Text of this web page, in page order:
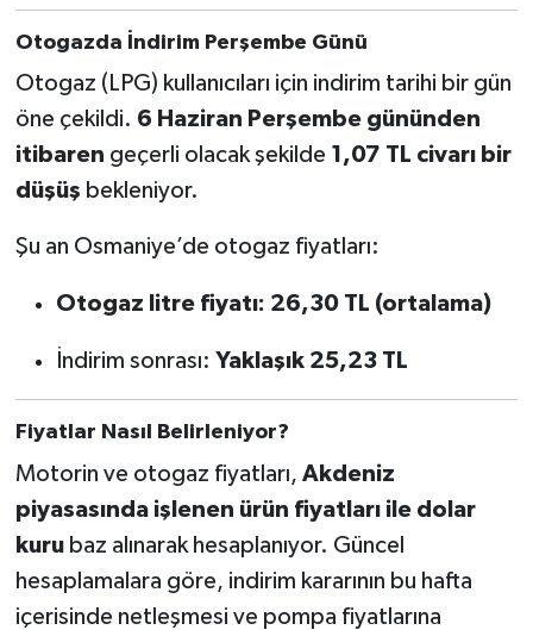
Otogazda İndirim Perşembe Günü
Otogaz (LPG) kullanıcıları için indirim tarihi bir gün
öne çekildi. 6 Haziran Perşembe gününden
itibaren geçerli olacak şekilde 1,07 TL civarı bir
düşüş bekleniyor.
Şu an Osmaniye’de otogaz fiyatları:
Otogaz litre fiyatı: 26,30 TL (ortalama)
İndirim sonrası: Yaklaşık 25,23 TL
Fiyatlar Nasıl Belirleniyor?
Motorin ve otogaz fiyatları, Akdeniz
piyasasında işlenen ürün fiyatları ile dolar
kurubaz alınarak hesaplanıyor. Güncel
hesaplamalara göre, indirim kararının bu hafta
içerisinde netleşmesi ve pompa fiyatlarına